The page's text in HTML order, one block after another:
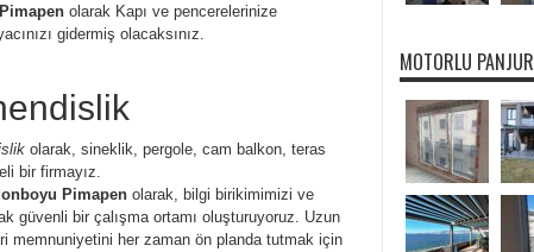
olarak Kapı ve pencerelerinize
gidermiş olacaksınız.
olarak, sineklik, pergole, cam balkon, teras
bir firmayız.
Pimapen olarak, bilgi birikimimizi ve
güvenli bir çalışma ortamı oluşturuyoruz. Uzun
memnuniyetini her zaman ön planda tutmak için
MOTORLU PANJUR